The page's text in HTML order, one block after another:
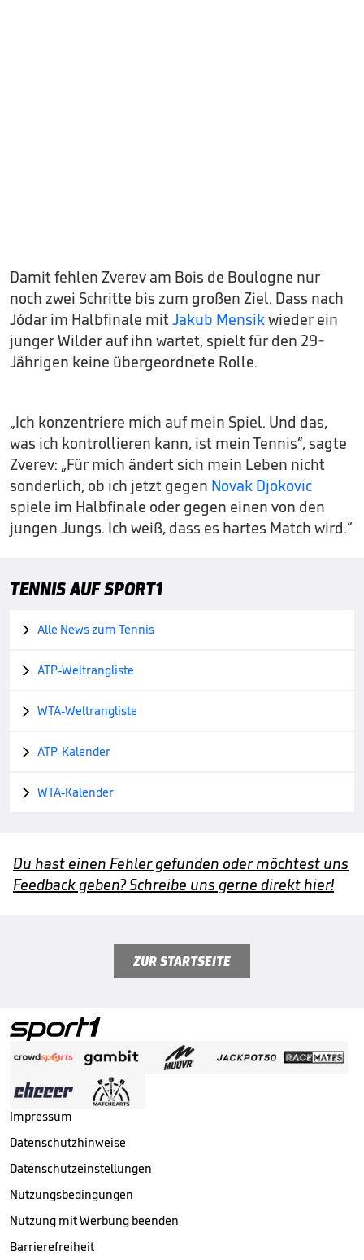
Damit fehlen Zverev am Bois de Boulogne nur
noch zwei Schritte bis zum großen Ziel. Dass nach
Jódar im Halbfinale mitJakub Mensikwieder ein
junger Wilder auf ihn wartet, spielt für den 29-
Jährigen keine übergeordnete Rolle.
„Ich konzentriere mich auf mein Spiel. Und das,
was ich kontrollieren kann, ist mein Tennis“, sagte
Zverev: „Für mich ändert sich mein Leben nicht
sonderlich, ob ich jetzt gegen Novak Djokovic
spiele im Halbfinale oder gegen einen von den
jungen Jungs. Ich weiß, dass es hartes Match wird.“
TENNIS AUF SPORT1
 Alle News zum Tennis
 ATP-Weltrangliste
 WTA-Weltrangliste
 ATP-Kalender
 WTA-Kalender
Du hast einen Fehler gefunden oder möchtest uns
Feedback geben? Schreibe uns gerne direkt hier!
ZUR STARTSEITE
Impressum
Datenschutzhinweise
Datenschutzeinstellungen
Nutzungsbedingungen
Nutzung mit Werbung beenden
Barrierefreiheit